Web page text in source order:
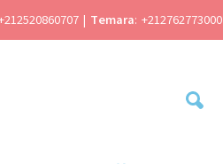
| Temara: +212762773000